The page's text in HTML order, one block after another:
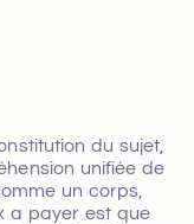
du sujet,
unifiée de
un corps,
a payer est que